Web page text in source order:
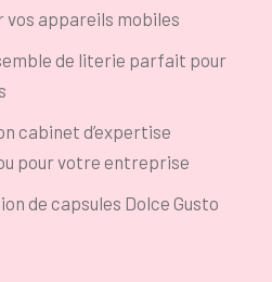
appareils mobiles
de literie parfait pour
cabinet d’expertise
pour votre entreprise
de capsules Dolce Gusto